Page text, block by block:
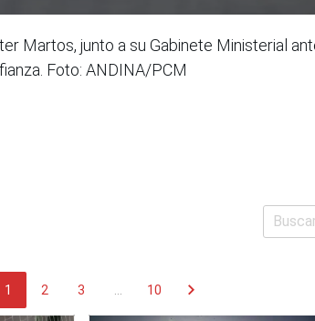
Martos, junto a su Gabinete Ministerial
Foto: ANDINA/PCM
1 2 3 10 chevron_right